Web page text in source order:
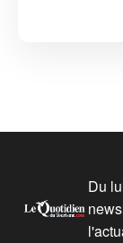
Du